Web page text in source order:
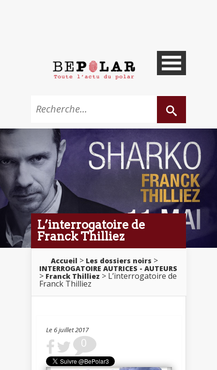
L’interrogatoire de
Franck Thilliez
Accueil > Les dossiers noirs >
INTERROGATOIRE AUTRICES - AUTEURS
> Franck Thilliez > L’interrogatoire de
Franck Thilliez
Le 6 juillet 2017
0